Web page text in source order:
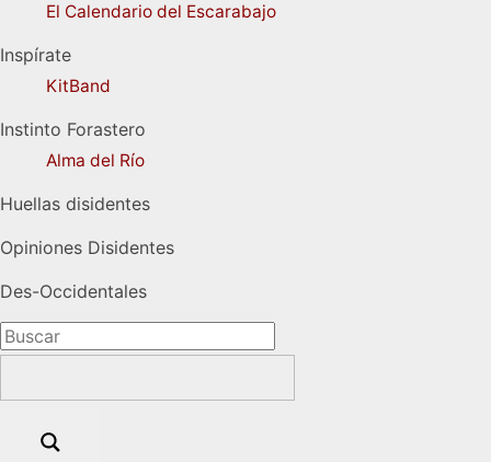
El Calendario del Escarabajo
Inspírate
KitBand
Instinto Forastero
Alma del Río
Huellas disidentes
Opiniones Disidentes
Des-Occidentales